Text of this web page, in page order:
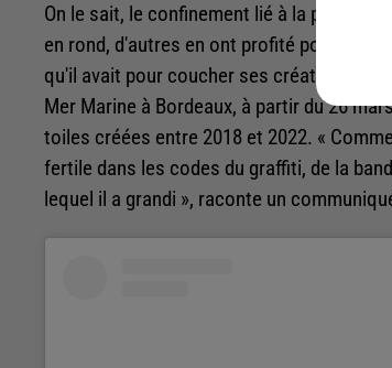
On le sait, le confinement lié à la
en rond, d'autres en ont profité pour
qu'il avait pour coucher ses créations sur
Mer Marine à Bordeaux, à partir du 26
toiles créées entre 2018 et 2022. «
fertile dans les codes du graffiti, de la
lequel il a grandi », raconte un